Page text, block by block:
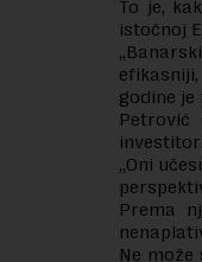
To je,
istočnoj
godine je
„Oni
Prema
Ne